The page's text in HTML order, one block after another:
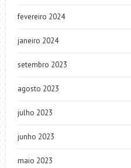
fevereiro 2024
janeiro 2024
setembro 2023
agosto 2023
julho 2023
junho 2023
maio 2023